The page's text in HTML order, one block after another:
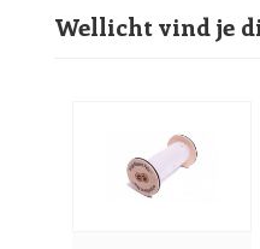
Wellicht vind je